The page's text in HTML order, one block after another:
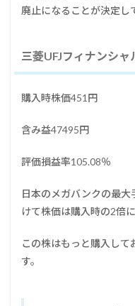
廃止になることが決定し
三菱UFJフィナンシャ
購入時株価451円
含み益47495円
評価損益率105.08％
日本のメガバンクの最
けて株価は購入時の2倍
この株はもっと購入し
す。